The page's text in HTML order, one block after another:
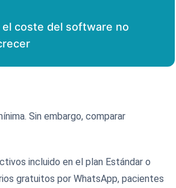
el coste del software no
Sin embargo, comparar
incluido en el plan Estándar o
gratuitos por WhatsApp, pacientes